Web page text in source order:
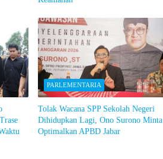
PARLEMENTARIA
Tolak Wacana SPP Sekolah Negeri
Dihidupkan Lagi, Ono Surono Minta
Optimalkan APBD Jabar